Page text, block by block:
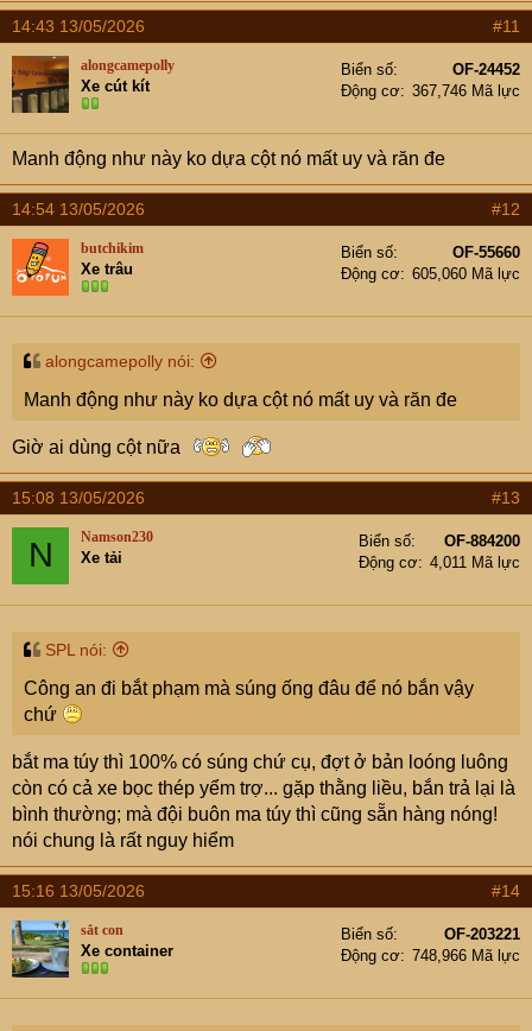
a
c
t
i
o
n
s
:
14:43 13/05/2026 #11
alongcamepolly
Xe cút kít
Biển số
OF-24452
Động cơ
367,746 Mã lực
Manh động như này ko dựa cột nó mất uy và răn đe
14:54 13/05/2026 #12
butchikim
Xe trâu
Biển số
OF-55660
Động cơ
605,060 Mã lực
alongcamepolly nói:
Manh động như này ko dựa cột nó mất uy và răn đe
Giờ ai dùng cột nữa
15:08 13/05/2026 #13
N Namson230
Xe tải
Biển số
OF-884200
Động cơ
4,011 Mã lực
SPL nói:
Công an đi bắt phạm mà súng ống đâu để nó bắn vậy
chứ
bắt ma túy thì 100% có súng chứ cụ, đợt ở bản loóng luông
còn có cả xe bọc thép yểm trợ... gặp thằng liều, bắn trả lại là
bình thường; mà đội buôn ma túy thì cũng sẵn hàng nóng!
nói chung là rất nguy hiểm
15:16 13/05/2026 #14
sắt con
Xe container
Biển số
OF-203221
Động cơ
748,966 Mã lực